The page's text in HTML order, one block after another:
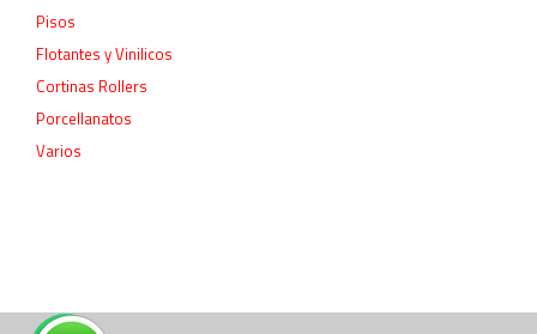
Pisos
Flotantes y Vinilicos
Cortinas Rollers
Porcellanatos
Varios